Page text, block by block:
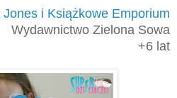
Jones i Książkowe Emporium
Wydawnictwo Zielona Sowa
+6 lat